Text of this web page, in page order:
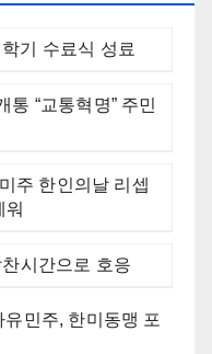
기 수료식 성료
“교통혁명” 주민
주 한인의날 리셉
워
시간으로 호응
민주, 한미동맹 포